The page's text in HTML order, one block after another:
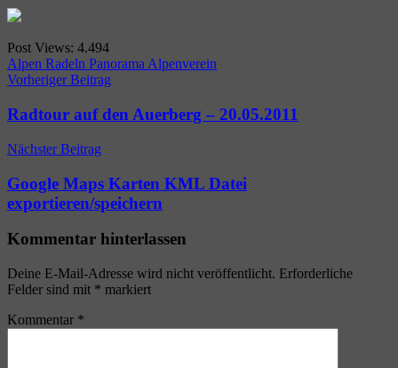
Post Views: 4.494
Alpen Radeln Panorama Alpenverein
Beitragsnavigation
Vorheriger Beitrag
Radtour auf den Auerberg – 20.05.2011
Nächster Beitrag
Google Maps Karten KML Datei
exportieren/speichern
Kommentar hinterlassen
Deine E-Mail-Adresse wird nicht veröffentlicht. Erforderliche
Felder sind mit * markiert
Kommentar *